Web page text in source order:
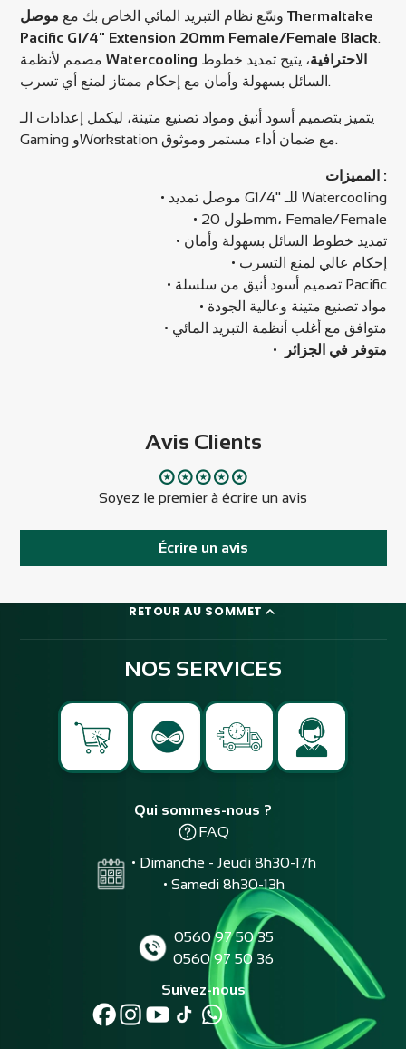
وسّع نظام التبريد المائي الخاص بك مع موصل Thermaltake
Pacific G1/4" Extension 20mm Female/Female Black.
Watercooling الاحترافية، يتيح تمديد خطوط
السائل بسهولة وأمان مع إحكام ممتاز لمنع أي تسرب.
يتميز بتصميم أسود أنيق ومواد تصنيع متينة، ليكمل إعدادات الـ
Gaming وWorkstation مع ضمان أداء مستمر وموثوق.
المميزات :
• موصل تمديد G1/4" للـ Watercooling
• طول 20mm، Female/Female
• تمديد خطوط السائل بسهولة وأمان
• إحكام عالي لمنع التسرب
• تصميم أسود أنيق من سلسلة Pacific
• مواد تصنيع متينة وعالية الجودة
• متوافق مع أغلب أنظمة التبريد المائي
•
متوفر في الجزائر
Avis Clients
Soyez le premier à écrire un avis
Écrire un avis
RETOUR AU SOMMET
NOS SERVICES
Qui sommes-nous ?
FAQ
• Dimanche - Jeudi 8h30-17h
• Samedi 8h30-13h
0560 97 50 35
0560 97 50 36
Suivez-nous